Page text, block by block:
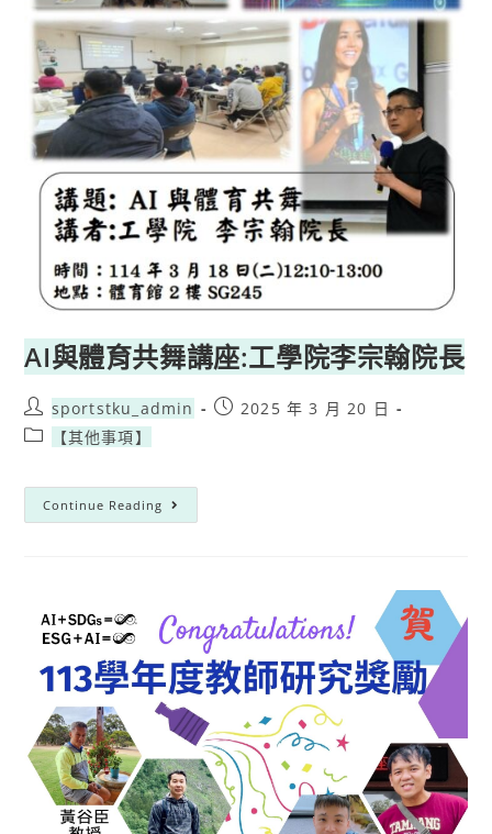
AI與體育共舞講座:工學院李宗翰院長
sportstku_admin
2025 年 3 月 20 日
【其他事項】
Continue Reading